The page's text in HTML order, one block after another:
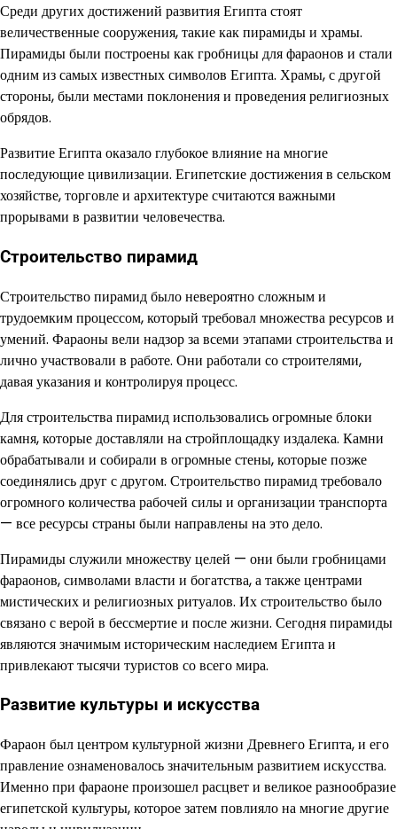
Среди других достижений развития Египта стоят
величественные сооружения, такие как пирамиды и храмы.
Пирамиды были построены как гробницы для фараонов и стали
одним из самых известных символов Египта. Храмы, с другой
стороны, были местами поклонения и проведения религиозных
обрядов.
Развитие Египта оказало глубокое влияние на многие
последующие цивилизации. Египетские достижения в сельском
хозяйстве, торговле и архитектуре считаются важными
прорывами в развитии человечества.
Строительство пирамид
Строительство пирамид было невероятно сложным и
трудоемким процессом, который требовал множества ресурсов и
умений. Фараоны вели надзор за всеми этапами строительства и
лично участвовали в работе. Они работали со строителями,
давая указания и контролируя процесс.
Для строительства пирамид использовались огромные блоки
камня, которые доставляли на стройплощадку издалека. Камни
обрабатывали и собирали в огромные стены, которые позже
соединялись друг с другом. Строительство пирамид требовало
огромного количества рабочей силы и организации транспорта
— все ресурсы страны были направлены на это дело.
Пирамиды служили множеству целей — они были гробницами
фараонов, символами власти и богатства, а также центрами
мистических и религиозных ритуалов. Их строительство было
связано с верой в бессмертие и после жизни. Сегодня пирамиды
являются значимым историческим наследием Египта и
привлекают тысячи туристов со всего мира.
Развитие культуры и искусства
Фараон был центром культурной жизни Древнего Египта, и его
правление ознаменовалось значительным развитием искусства.
Именно при фараоне произошел расцвет и великое разнообразие
египетской культуры, которое затем повлияло на многие другие